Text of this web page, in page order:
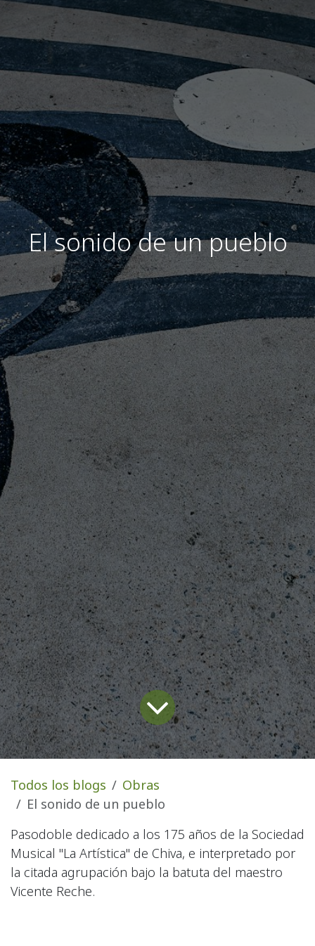
El sonido de un pueblo
Todos los blogs
Obras
El sonido de un pueblo
Pasodoble dedicado a los 175 años de la Sociedad
Musical "La Artística" de Chiva, e interpretado por
la citada agrupación bajo la batuta del maestro
Vicente Reche.